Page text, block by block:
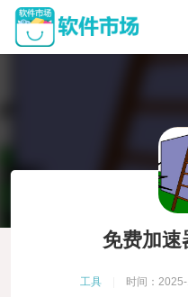
免费加速
工具 时间：